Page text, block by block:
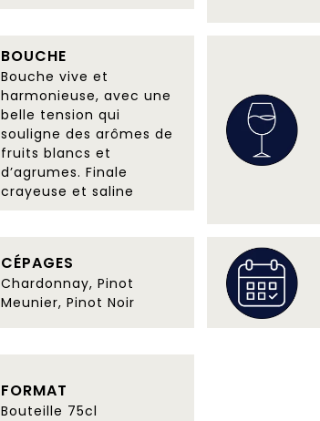
BOUCHE
Bouche vive et
harmonieuse, avec une
belle tension qui
souligne des arômes de
fruits blancs et
d’agrumes. Finale
crayeuse et saline
CÉPAGES
Chardonnay, Pinot
Meunier, Pinot Noir
FORMAT
Bouteille 75cl